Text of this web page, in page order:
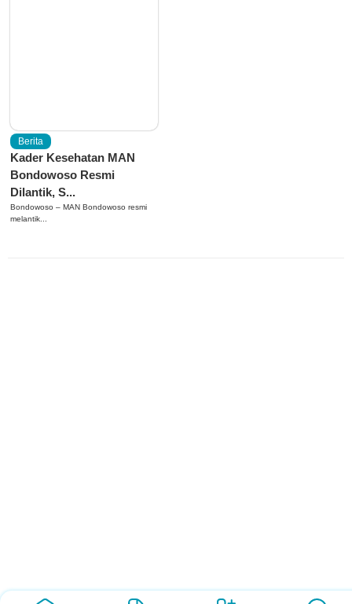
Berita
Kader Kesehatan MAN
Bondowoso Resmi
Dilantik, S...
Bondowoso – MAN Bondowoso resmi
melantik...